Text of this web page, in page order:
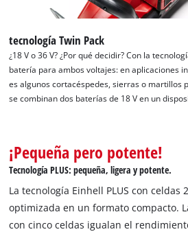
tecnología Twin Pack
¿18 V o 36 V? ¿Por qué decidir? Con la
batería para ambos voltajes: en aplicaciones
es algunos cortacéspedes, sierras o martillos
se combinan dos baterías de 18 V en un
¡Pequeña pero potente!
Tecnología PLUS: pequeña, ligera y potente.
La tecnología Einhell PLUS con celdas
optimizada en un formato compacto.
con cinco celdas igualan el